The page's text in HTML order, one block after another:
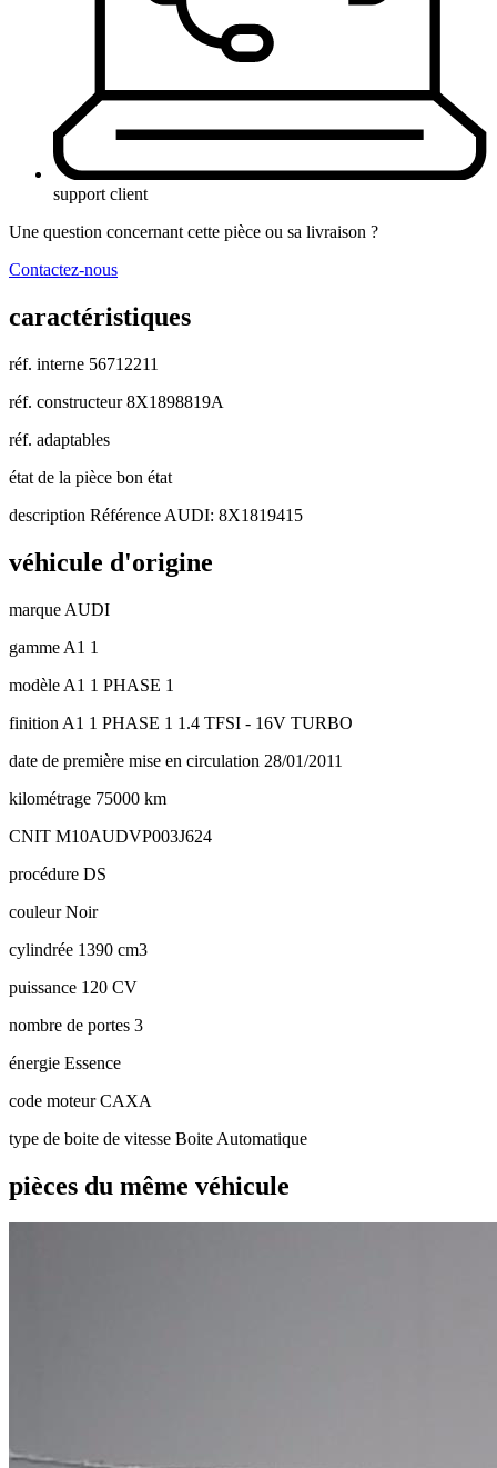
support client
Une question concernant cette pièce ou sa livraison ?
Contactez-nous
caractéristiques
réf. interne 56712211
réf. constructeur 8X1898819A
réf. adaptables
état de la pièce bon état
description Référence AUDI: 8X1819415
véhicule d'origine
marque AUDI
gamme A1 1
modèle A1 1 PHASE 1
finition A1 1 PHASE 1 1.4 TFSI - 16V TURBO
date de première mise en circulation 28/01/2011
kilométrage 75000 km
CNIT M10AUDVP003J624
procédure DS
couleurNoir
cylindrée 1390 cm3
puissance 120 CV
nombre de portes 3
énergie Essence
code moteurCAXA
type de boite de vitesse Boite Automatique
pièces du même véhicule